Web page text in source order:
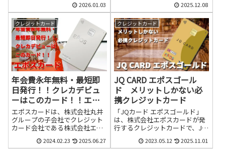
毎月必ず発生する通信費と、万
が一の際に家計を守る保険は、
見直しの余地が大きい項目と言
えるでしょう。ここでは、これ
らの課題に対して「dカード
GOLD」がどのように実務的な
価値を提供し、あなたの家計を
守る強力な味方となるのかを、
具体的な特典や活用法を交えな
がら徹底的に解説します。1. 通
信...
2026.01.03
「日々の支出から少しでもお得
感を得たい」と感じることはあ
りませんか？キャッシュレス決
済が当たり前になった今、どの
決済方法を選ぶかで、年間の節
約効果は大きく変わってきま
す。特に、スーパーやドラッグ
ストアでの日常的な買い物は、
まさに家計改善の主戦場です。
この記事では、数ある決済手段
の中でも、特...
2025.12.08
クレジットカード
年会費永年無料・最短即
日発行！！クレカデビュ
ーはこのカード！！エポ
スカード
エポスカードは、株式会社丸井
グループの子会社でクレジット
カード会社である株式会社エポ
カードです。エポスカードに
は、「エポスNet」という便利
2024.02.23 2025.06.27
クレジットカード
JQ CARD エポスゴール
ド メリットしかない必
携クレジットカード
「JQカード エポスゴールド」
は、株式会社エポスカードが発
行するクレジットカードで、JR
ド「JQ CARD」と株式会社エポ
スカードが提携して発行されて
2023.05.12 2025.11.01